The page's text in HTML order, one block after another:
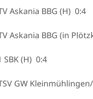
Askania BBG (H) 0:4
Askania BBG (in
(H) 0:4
GW